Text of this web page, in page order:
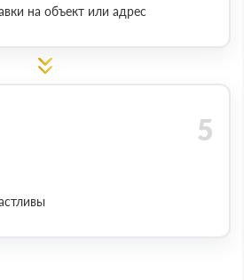
на объект или адрес